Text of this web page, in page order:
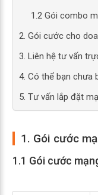
1.2 Gói combo
2. Gói cước cho
3. Liên hệ tư vấn
4. Có thể bạn chưa
5. Tư vấn lắp đặt
1. Gói cước
1.1 Gói cước